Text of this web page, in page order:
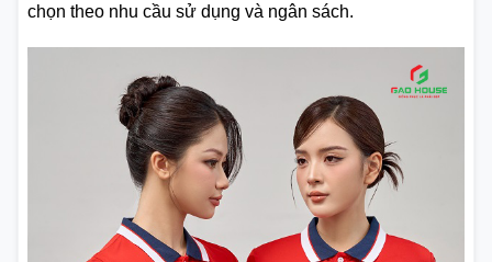
chọn theo nhu cầu sử dụng và ngân sách.